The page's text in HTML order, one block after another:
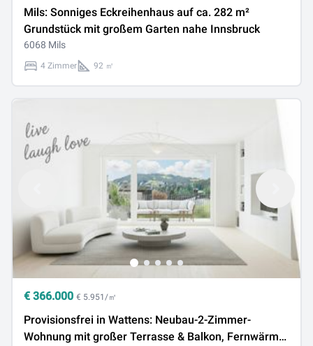
Mils: Sonniges Eckreihenhaus auf ca. 282 m²
Grundstück mit großem Garten nahe Innsbruck
6068 Mils
4 Zimmer 92 ㎡
€ 366.000 € 5.951/㎡
Provisionsfrei in Wattens: Neubau-2-Zimmer-
Wohnung mit großer Terrasse & Balkon, Fernwärme